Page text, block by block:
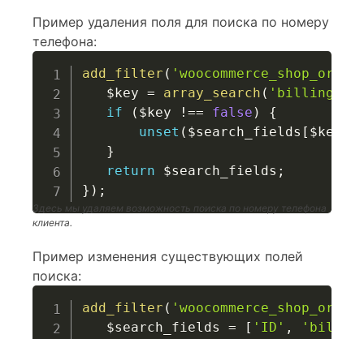
Пример удаления поля для поиска по номеру
телефона:
add_filter (
$key = array_search (
if
( $key !== false )
{
unset ( $search_fields [ $key
}
return
$search_fields ;
} ) ;
Здесь мы удаляем возможность поиска по номеру телефона
клиента.
Пример изменения существующих полей
поиска:
add_filter (
$search_fields
= [ 'ID' ,